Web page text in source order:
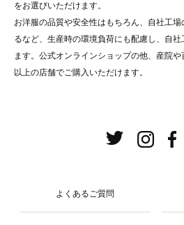
をお選びいただけます。
お洋服の品質や安全性はもちろん、自社工
るなど、生産時の環境負荷にも配慮し、自
ます。公式オンラインショップの他、産院
以上の店舗でご購入いただけます。
よくあるご質問